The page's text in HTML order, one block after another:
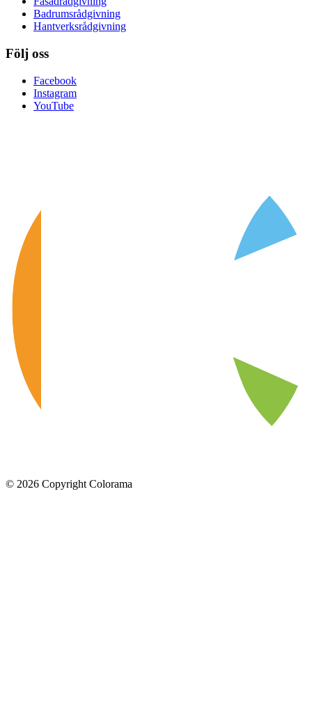
Badrumsrådgivning
Hantverksrådgivning
Följ oss
Facebook
Instagram
YouTube
© 2026 Copyright Colorama